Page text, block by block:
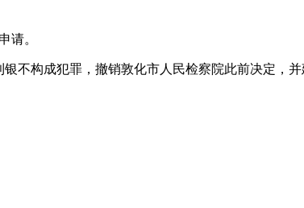
请。
不构成犯罪，撤销敦化市人民检察院此前决定，